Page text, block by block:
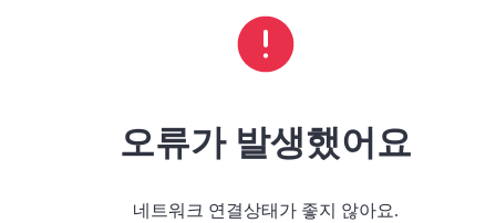
오류가 발생했어요
네트워크 연결상태가 좋지 않아요.